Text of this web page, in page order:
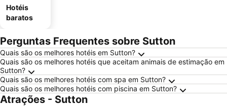
Hotéis
baratos
Perguntas Frequentes sobre Sutton
Quais são os melhores hotéis em Sutton?
Quais são os melhores hotéis que aceitam animais de estimação em
Sutton?
Quais são os melhores hotéis com spa em Sutton?
Quais são os melhores hotéis com piscina em Sutton?
Atrações - Sutton